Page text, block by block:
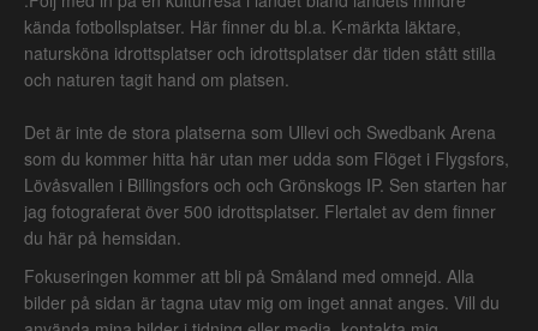
kända fotbollsplatser. Här finner du bl.a. K-märkta läktare,
natursköna idrottsplatser och idrottsplatser där tiden stått stilla
och naturen tagit hand om platsen.
Det är inte de stora platserna som Ullevi och Swedbank Arena
som du kommer hitta här utan mer udda som Flöget i Flygsfors,
Lövåsvallen i Billingsfors och och Grönskogs IP. Sen starten har
jag fotograferat över 500 idrottsplatser. Flertalet av dem finner
du här på hemsidan.
Fokuseringen kommer att bli på Småland med omnejd. Alla
bilder på sidan är tagna utav mig om inget annat anges. Vill du